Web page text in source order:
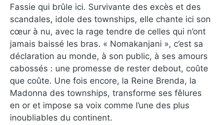
Fassie qui brûle ici. Survivante des excès et des
scandales, idole des townships, elle chante ici son
cœur à nu, avec la rage tendre de celles qui n’ont
jamais baissé les bras. « Nomakanjani », c’est sa
déclaration au monde, à son public, à ses amours
cabossés : une promesse de rester debout, coûte
que coûte. Une fois encore, la Reine Brenda, la
Madonna des townships, transforme ses fêlures
en or et impose sa voix comme l’une des plus
inoubliables du continent.